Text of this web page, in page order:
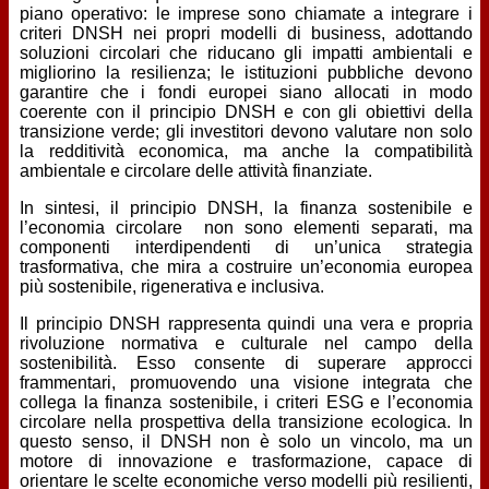
piano operativo: le imprese sono chiamate a integrare i
criteri DNSH nei propri modelli di business, adottando
soluzioni circolari che riducano gli impatti ambientali e
migliorino la resilienza; le istituzioni pubbliche devono
garantire che i fondi europei siano allocati in modo
coerente con il principio DNSH e con gli obiettivi della
transizione verde; gli investitori devono valutare non solo
la redditività economica, ma anche la compatibilità
ambientale e circolare delle attività finanziate.
In sintesi, il principio DNSH, la finanza sostenibile e
l’economia circolare non sono elementi separati, ma
componenti interdipendenti di un’unica strategia
trasformativa, che mira a costruire un’economia europea
più sostenibile, rigenerativa e inclusiva.
Il principio DNSH rappresenta quindi una vera e propria
rivoluzione normativa e culturale nel campo della
sostenibilità. Esso consente di superare approcci
frammentari, promuovendo una visione integrata che
collega la finanza sostenibile, i criteri ESG e l’economia
circolare nella prospettiva della transizione ecologica. In
questo senso, il DNSH non è solo un vincolo, ma un
motore di innovazione e trasformazione, capace di
orientare le scelte economiche verso modelli più resilienti,